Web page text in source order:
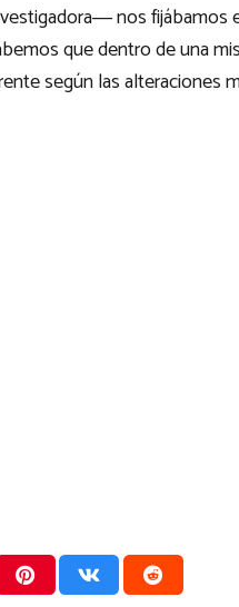
nos
que dentro de una
según las alteraciones